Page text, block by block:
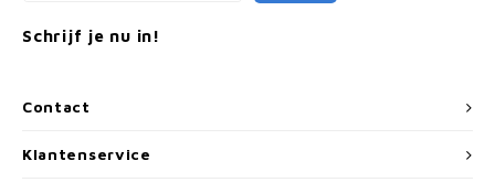
Contact
Schrijf je nu in!
Klantenservice